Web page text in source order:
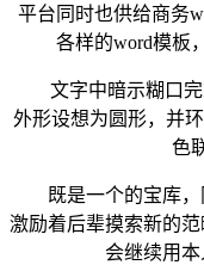
平台同时也供给商务
各样的word模板
文字中暗示糊口完
外形设想为圆形，并
色
既是一个的宝库，
激励着后辈摸索新的
会继续用本